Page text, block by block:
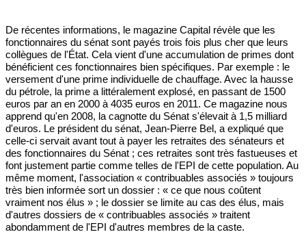
De récentes informations, le magazine Capital révèle que les
fonctionnaires du sénat sont payés trois fois plus cher que leurs
collègues de l'État. Cela vient d'une accumulation de primes dont
bénéficient ces fonctionnaires bien spécifiques. Par exemple : le
versement d'une prime individuelle de chauffage. Avec la hausse
du pétrole, la prime a littéralement explosé, en passant de 1500
euros par an en 2000 à 4035 euros en 2011. Ce magazine nous
apprend qu'en 2008, la cagnotte du Sénat s'élevait à 1,5 milliard
d'euros. Le président du sénat, Jean-Pierre Bel, a expliqué que
celle-ci servait avant tout à payer les retraites des sénateurs et
des fonctionnaires du Sénat ; ces retraites sont très fastueuses et
font justement partie comme telles de l'EPI de cette population. Au
même moment, l'association « contribuables associés » toujours
très bien informée sort un dossier : « ce que nous coûtent
vraiment nos élus » ; le dossier se limite au cas des élus, mais
d'autres dossiers de « contribuables associés » traitent
abondamment de l'EPI d'autres membres de la caste.